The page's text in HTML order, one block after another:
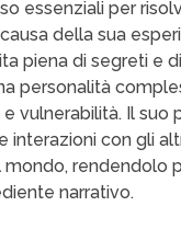
essenziali per
della sua
piena di segreti e
personalità
vulnerabilità. Il suo
interazioni con gli
mondo, rendendolo
narrativo.